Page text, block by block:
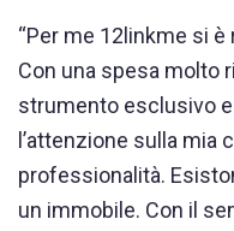
“Per me 12linkme si
Con una spesa molto
strumento esclusivo
l’attenzione sulla mia
professionalità.
un immobile. Con il